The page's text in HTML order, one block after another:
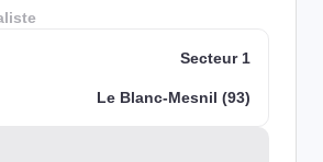
Secteur 1
Le Blanc-Mesnil (93)